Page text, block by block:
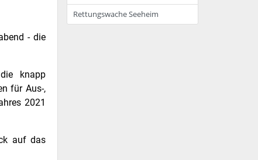
- die
knapp
für Aus-,
2021
auf das
Rettungswache Seeheim